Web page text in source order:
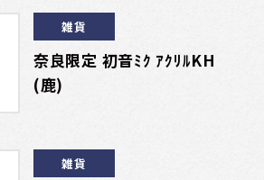
雑貨
奈良限定 初音ﾐｸ ｱｸﾘﾙKH
(鹿)
雑貨